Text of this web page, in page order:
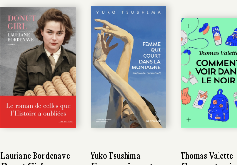
Lauriane Bordenave
Yūko Tsushima
Thomas Valette
Lauriane Bordenave
Yūko Tsushima
Thomas Valette